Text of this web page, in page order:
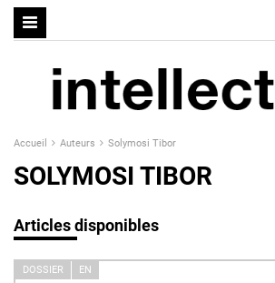
Accueil Auteurs Solymosi Tibor
SOLYMOSI TIBOR
Articles disponibles
DOSSIER
EN